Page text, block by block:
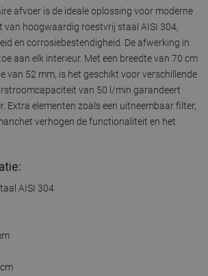
afvoer is de ideale oplossing voor moderne
van hoogwaardig roestvrij staal AISI 304,
en corrosiebestendigheid. De afwerking in
aan elk interieur. Met een breedte van 70 cm
van 52 mm, is het geschikt voor verschillende
van 50 l/min garandeert
Extra elementen zoals een uitneembaar filter,
verhogen de functionaliteit en het
AISI 304